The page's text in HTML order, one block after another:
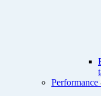
Performance